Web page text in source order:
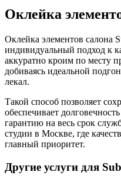
Оклейка
Оклейка элементов салона
индивидуальный подход к
аккуратно кроим по месту
добиваясь идеальной
лекал.
Такой способ позволяет
обеспечивает
гарантию на весь срок
студии в Москве, где
главный приоритет.
Другие услуги для